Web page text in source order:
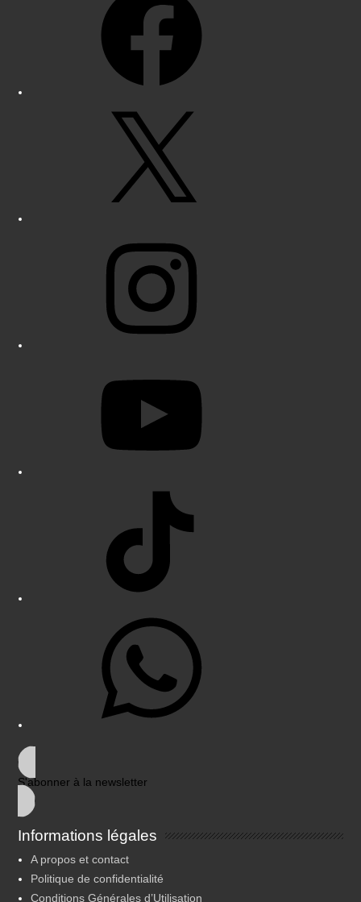
S'abonner à la newsletter
Informations légales
A propos et contact
Politique de confidentialité
Conditions Générales d’Utilisation